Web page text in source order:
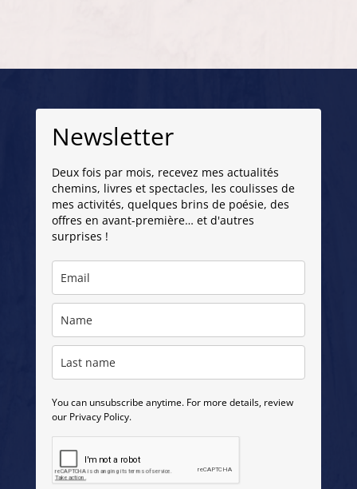
Newsletter
Deux fois par mois, recevez mes actualités
chemins, livres et spectacles, les coulisses de
mes activités, quelques brins de poésie, des
offres en avant-première… et d'autres
surprises !
You can unsubscribe anytime. For more details, review
our Privacy Policy.